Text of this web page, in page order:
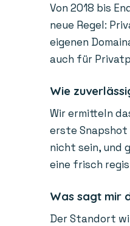
Von 2018 bis
neue Regel:
eigenen
auch für
Wie
Wir ermitteln
erste Snapshot
nicht sein, und
eine frisch
Was sagt mir
Der Standort